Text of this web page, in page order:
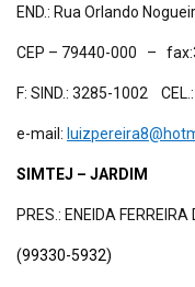
END.: Rua Orlando
CEP – 79440-000 –
F: SIND.: 3285-1002
e-mail:
SIMTEJ – JARDIM
PRES.: ENEIDA FERREIRA
(99330-5932)